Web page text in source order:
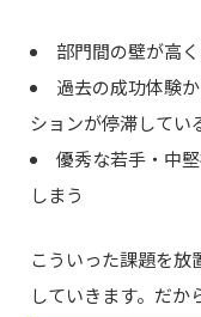
部門間の壁が高
過去の成功体験
ションが停滞してい
優秀な若手・中
しまう
こういった課題を放
していきます。だか